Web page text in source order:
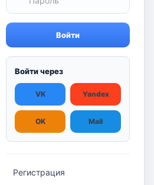
Войти
Войти через
VK Yandex
OK Mail
Регистрация